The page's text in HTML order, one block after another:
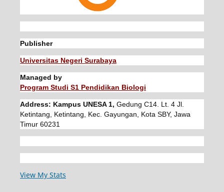
Publisher
Universitas Negeri Surabaya
Managed by
Program Studi S1 Pendidikan Biologi
Address: Kampus UNESA 1, Gedung C14. Lt. 4 Jl.
Ketintang, Ketintang, Kec. Gayungan, Kota SBY, Jawa
Timur 60231
View My Stats